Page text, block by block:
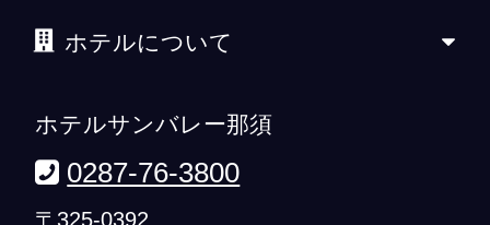
ホテルについて
ホテルサンバレー那須
0287-76-3800
〒325-0392